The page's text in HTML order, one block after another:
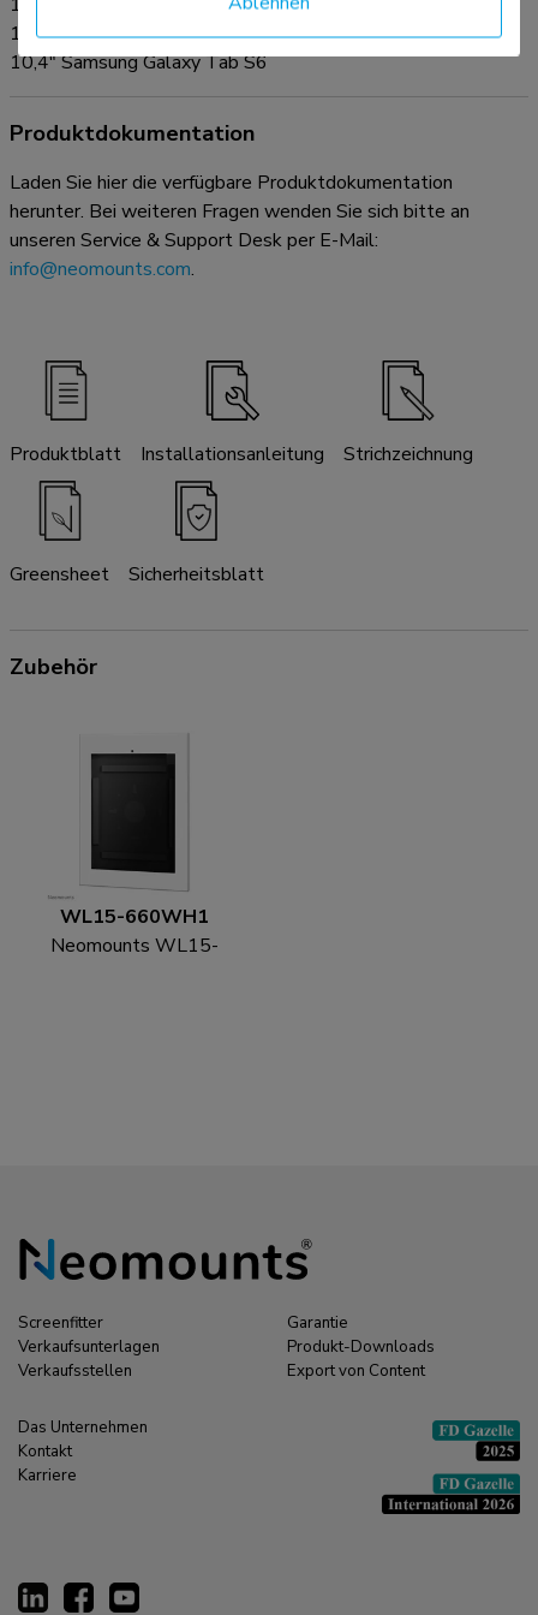
10,1" Samsung Galaxy Tab A
10,4" Samsung Galaxy Tab S6
Produktdokumentation
Laden Sie hier die verfügbare Produktdokumentation
herunter. Bei weiteren Fragen wenden Sie sich bitte an
unseren Service & Support Desk per E-Mail:
info@neomounts.com.
Produktblatt Installationsanleitung Strichzeichnung
Greensheet Sicherheitsblatt
Zubehör
WL15-660WH1
Neomounts WL15-
Screenfitter
Verkaufsunterlagen
Verkaufsstellen
Garantie
Produkt-Downloads
Export von Content
Das Unternehmen
Kontakt
Karriere